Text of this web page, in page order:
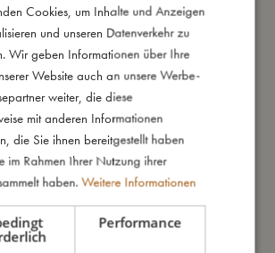
Silikon hergestellt und haben eine weiche
angenehm anfühlt. Silikon ist ein sehr
Material, das im Gegensatz zu Plastik
Unsere Snack-Dosen sind
So begleiten unsere lustigen Wale Dein
Mahlzeiten.
Merkmale:
165 ml Füllmenge.
Silikon gemacht.
ofenfest (max. 200º), geeignet für das
DANISH
ENGLISH
GERMAN
Cookies, um Inhalte und Anzeigen
und unseren Datenverkehr zu
Wir geben Informationen über Ihre
Website auch an unsere Werbe-
weiter, die diese
mit anderen Informationen
die Sie ihnen bereitgestellt haben
im Rahmen Ihrer Nutzung ihrer
haben. Weitere Informationen
Performance